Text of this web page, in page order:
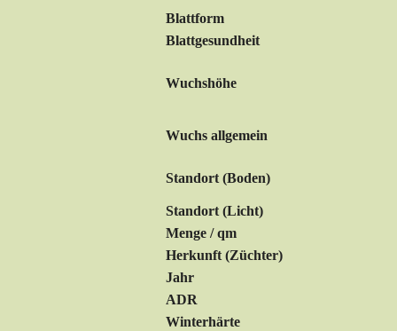
Blattform
Blattgesundheit
Wuchshöhe
Wuchs allgemein
Standort (Boden)
Standort (Licht)
Menge / qm
Herkunft (Züchter)
Jahr
ADR
Winterhärte